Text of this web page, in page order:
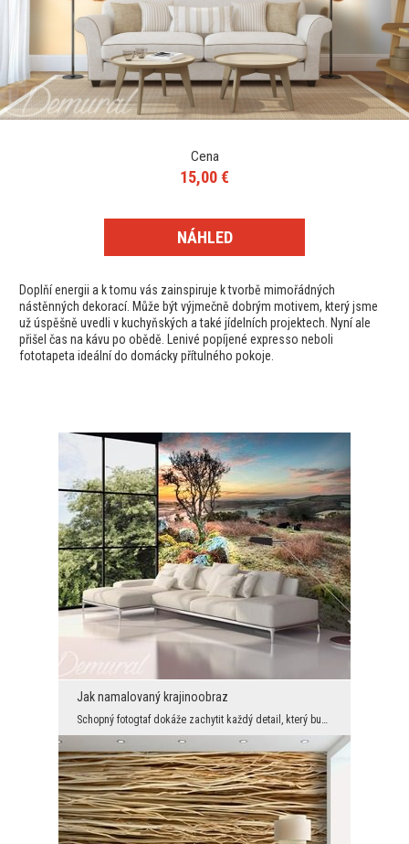
Cena
15,00 €
NÁHLED
Doplňí energii a k tomu vás zainspiruje k tvorbě mimořádných
nástěnných dekorací. Může být výjmečně dobrým motivem, který jsme
už úspěšně uvedli v kuchyňských a také jídelních projektech. Nyní ale
přišel čas na kávu po obědě. Lenivé popíjené expresso neboli
fototapeta ideální do domácky přítulného pokoje.
Jak namalovaný krajinoobraz
Schopný fotogtaf dokáže zachytit každý detail, který bude do nekonečna připomínat pohádkově ručně...